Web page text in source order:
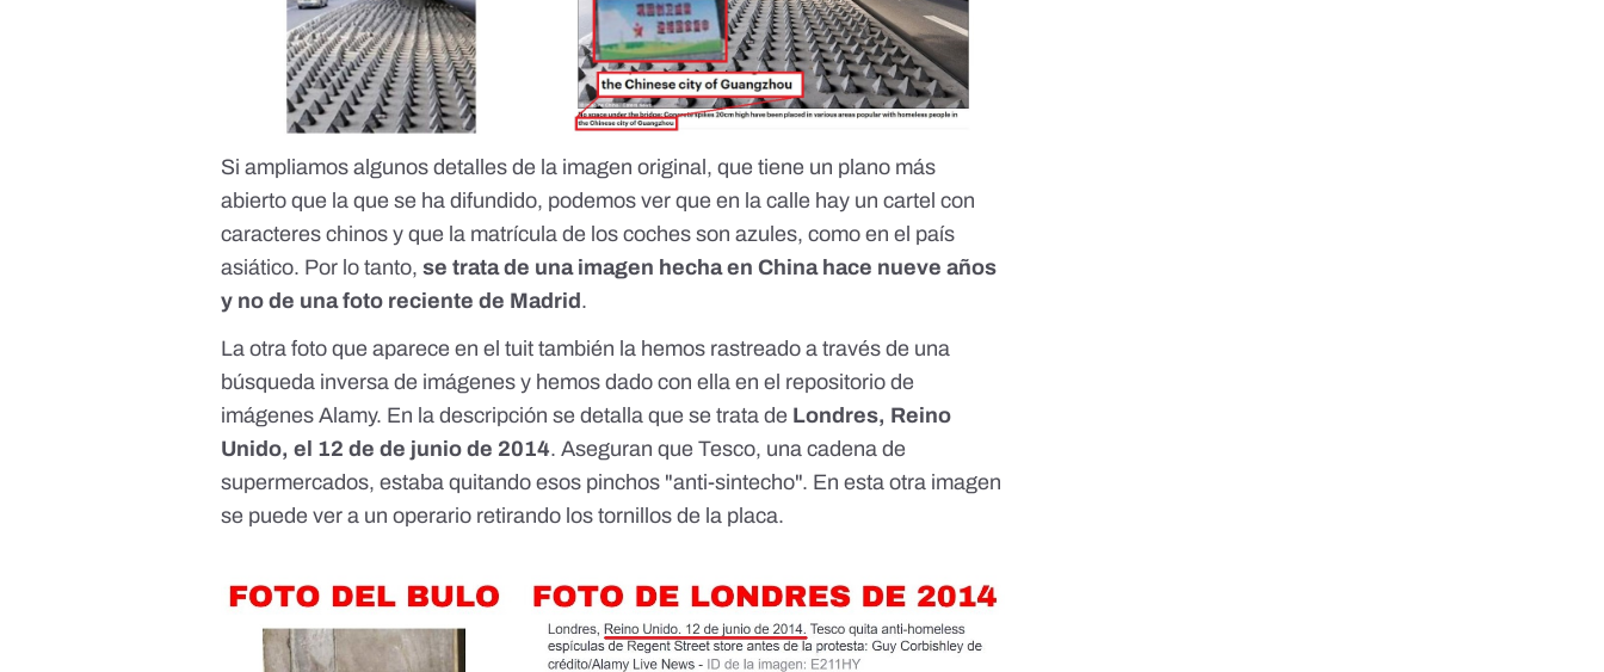
Si ampliamos algunos detalles de la imagen original, que tiene un plano más
abierto que la que se ha difundido, podemos ver que en la calle hay un cartel con
caracteres chinos y que la matrícula de los coches son azules, como en el país
asiático. Por lo tanto,se trata de una imagen hecha en China hace nueve años
y no de una foto reciente de Madrid .
La otra foto que aparece en el tuit también la hemos rastreado a través de una
búsqueda inversa de imágenes y hemos dado con ella en el repositorio de
imágenes Alamy. En la descripción se detalla que se trata de Londres, Reino
Unido, el 12 de de junio de 2014. Aseguran que Tesco, una cadena de
supermercados, estaba quitando esos pinchos "anti-sintecho". En esta otra imagen
se puede ver a un operario retirando los tornillos de la placa.